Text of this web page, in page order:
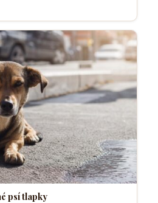
psí tlapky